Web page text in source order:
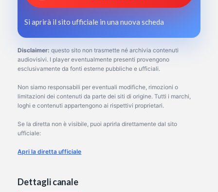
Si aprirà il sito ufficiale in una nuova scheda
Disclaimer: questo sito non trasmette né archivia contenuti
audiovisivi. I player eventualmente presenti provengono
esclusivamente da fonti esterne pubbliche e ufficiali.
Non siamo responsabili per eventuali modifiche, rimozioni o
limitazioni dei contenuti da parte dei siti di origine. Tutti i marchi,
loghi e contenuti appartengono ai rispettivi proprietari.
Se la diretta non è visibile, puoi aprirla direttamente dal sito
ufficiale:
Apri la diretta ufficiale
Dettagli canale